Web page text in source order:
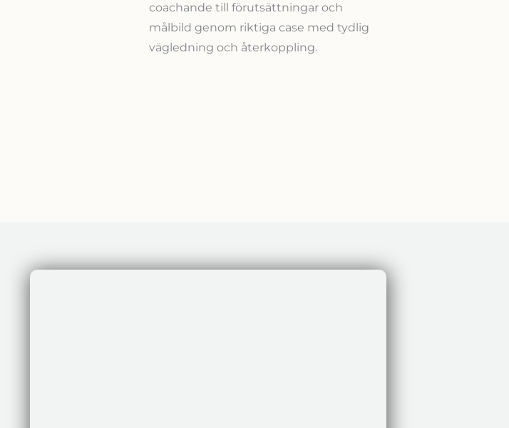
coachande till förutsättningar och
målbild genom riktiga case med tydlig
vägledning och återkoppling.